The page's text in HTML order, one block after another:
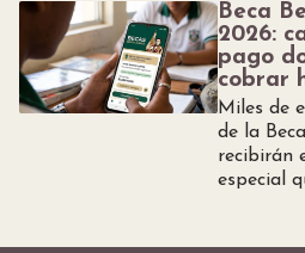
Beca
2026:
pago
cobrar
Miles de
de la
recibirán
especial